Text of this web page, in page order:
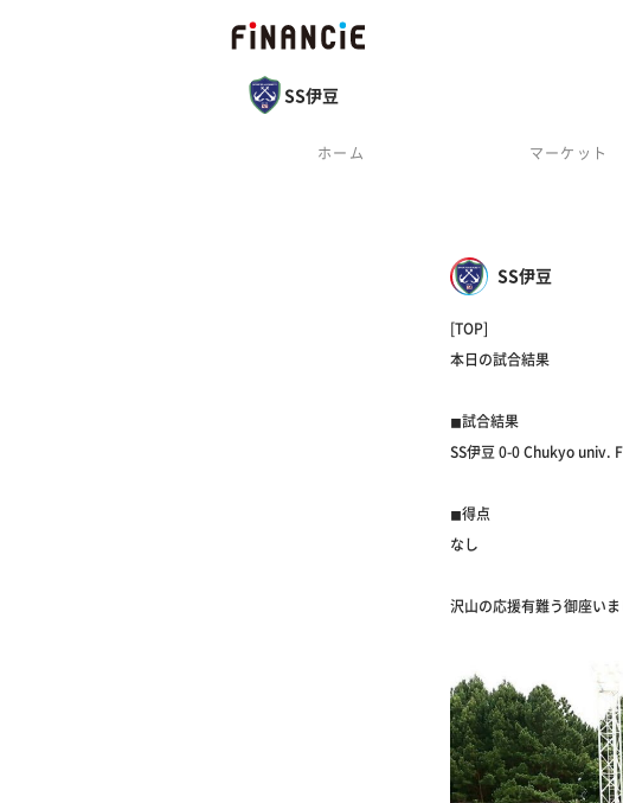
SS伊豆
ホーム マーケット
SS伊豆
[TOP]
本日の試合結果
◼︎試合結果
SS伊豆 0-0 Chukyo univ.
◼︎得点
なし
沢山の応援有難う御座いま